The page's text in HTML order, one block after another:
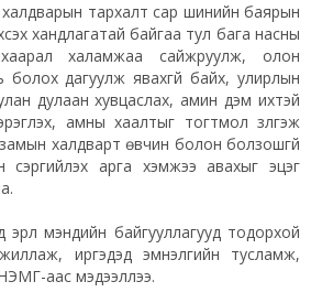
тархалт сар шинийн баярын
хандлагатай байгаа тул бага насны
халамжаа сайжруулж, олон
болох дагуулж явахгүй байх, улирлын
дулаан хувцаслах, амин дэм ихтэй
амны хаалтыг тогтмол зүүлгэж
халдварт өвчин болон болзошгүй
сэргийлэх арга хэмжээ авахыг эцэг
эрүүл мэндийн байгууллагууд тодорхой
иргэдэд эмнэлгийн тусламж,
НЭМГ-аас мэдээллээ.